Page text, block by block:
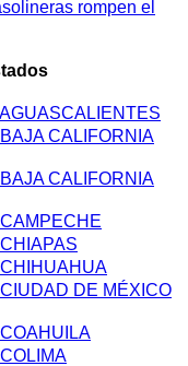
rompen el
CALIFORNIA
CALIFORNIA
DE MÉXICO